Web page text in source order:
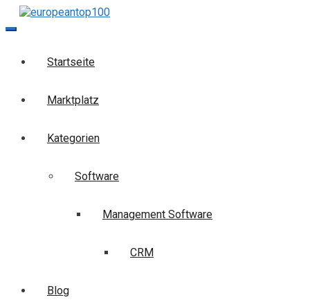
Skip
to
Startseite
Marktplatz
Kategorien
Software
Management Software
CRM
Blog